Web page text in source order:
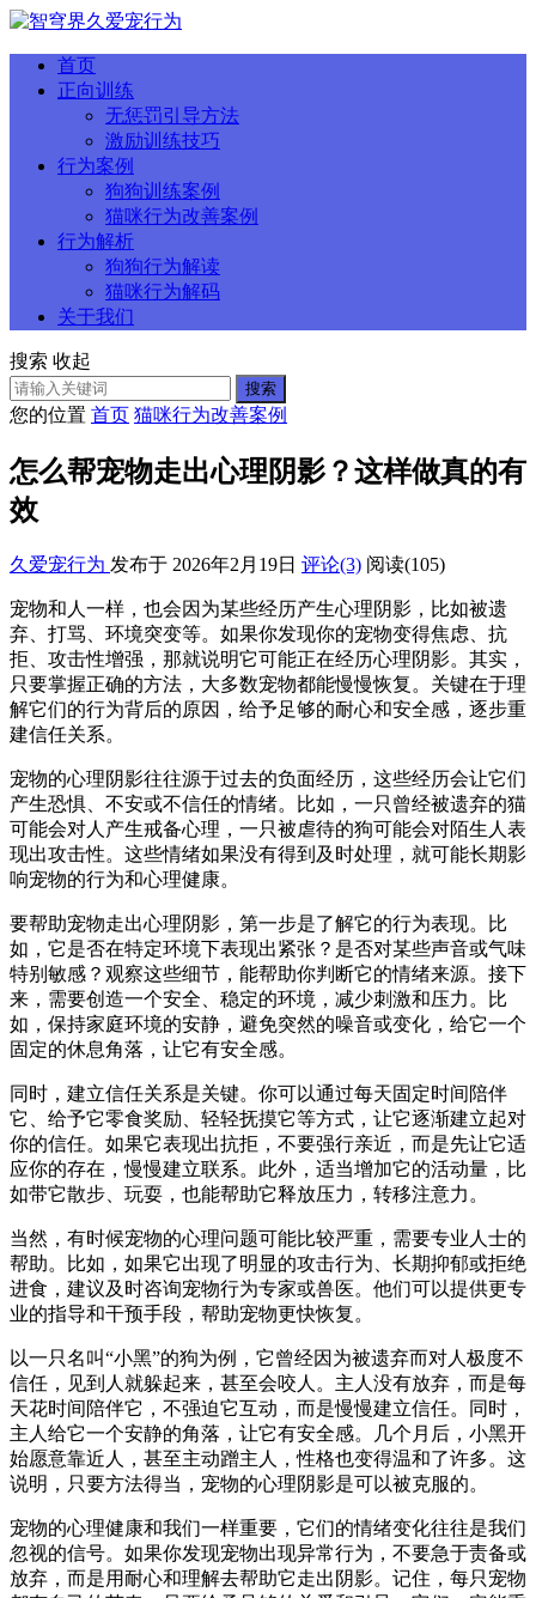
首页
正向训练
无惩罚引导方法
激励训练技巧
行为案例
狗狗训练案例
猫咪行为改善案例
行为解析
狗狗行为解读
猫咪行为解码
关于我们
搜索 收起
搜索
您的位置 首页 猫咪行为改善案例
怎么帮宠物走出心理阴影？这样做真的有
效
久爱宠行为 发布于 2026年2月19日 评论(3) 阅读(105)
宠物和人一样，也会因为某些经历产生心理阴影，比如被遗
弃、打骂、环境突变等。如果你发现你的宠物变得焦虑、抗
拒、攻击性增强，那就说明它可能正在经历心理阴影。其实，
只要掌握正确的方法，大多数宠物都能慢慢恢复。关键在于理
解它们的行为背后的原因，给予足够的耐心和安全感，逐步重
建信任关系。
宠物的心理阴影往往源于过去的负面经历，这些经历会让它们
产生恐惧、不安或不信任的情绪。比如，一只曾经被遗弃的猫
可能会对人产生戒备心理，一只被虐待的狗可能会对陌生人表
现出攻击性。这些情绪如果没有得到及时处理，就可能长期影
响宠物的行为和心理健康。
要帮助宠物走出心理阴影，第一步是了解它的行为表现。比
如，它是否在特定环境下表现出紧张？是否对某些声音或气味
特别敏感？观察这些细节，能帮助你判断它的情绪来源。接下
来，需要创造一个安全、稳定的环境，减少刺激和压力。比
如，保持家庭环境的安静，避免突然的噪音或变化，给它一个
固定的休息角落，让它有安全感。
同时，建立信任关系是关键。你可以通过每天固定时间陪伴
它、给予它零食奖励、轻轻抚摸它等方式，让它逐渐建立起对
你的信任。如果它表现出抗拒，不要强行亲近，而是先让它适
应你的存在，慢慢建立联系。此外，适当增加它的活动量，比
如带它散步、玩耍，也能帮助它释放压力，转移注意力。
当然，有时候宠物的心理问题可能比较严重，需要专业人士的
帮助。比如，如果它出现了明显的攻击行为、长期抑郁或拒绝
进食，建议及时咨询宠物行为专家或兽医。他们可以提供更专
业的指导和干预手段，帮助宠物更快恢复。
以一只名叫“小黑”的狗为例，它曾经因为被遗弃而对人极度不
信任，见到人就躲起来，甚至会咬人。主人没有放弃，而是每
天花时间陪伴它，不强迫它互动，而是慢慢建立信任。同时，
主人给它一个安静的角落，让它有安全感。几个月后，小黑开
始愿意靠近人，甚至主动蹭主人，性格也变得温和了许多。这
说明，只要方法得当，宠物的心理阴影是可以被克服的。
宠物的心理健康和我们一样重要，它们的情绪变化往往是我们
忽视的信号。如果你发现宠物出现异常行为，不要急于责备或
放弃，而是用耐心和理解去帮助它走出阴影。记住，每只宠物